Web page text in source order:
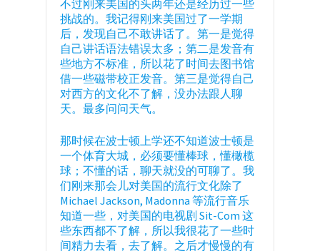
不过刚来美国的头两年还是经历过一些
挑战的。我记得刚来美国过了一学期
后，发现自己不敢讲话了。第一是觉得
自己讲话语法错误太多；第二是发音有
些地方不标准，所以花了时间去图书馆
借一些磁带校正发音。第三是觉得自己
对西方的文化不了解，没办法跟人聊
天。最多问问天气。
那时候在波士顿上学还不知道波士顿是
一个体育大城，必须要懂棒球，懂橄榄
球；不懂的话，聊天就没的可聊了。我
们刚来那会儿对美国的流行文化除了
Michael Jackson, Madonna 等流行音乐
知道一些，对美国的电视剧 Sit-Com 这
些东西都不了解，所以我很花了一些时
间精力去看，去了解。之后才慢慢的有